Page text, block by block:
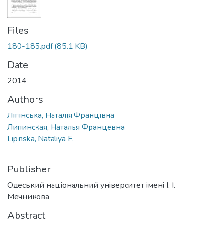
Files
180-185.pdf(85.1 KB)
Date
2014
Authors
Ліпінська, Наталія Францівна
Липинская, Наталья Францевна
Lipinska, Nataliya F.
Publisher
Одеський національний університет імені І. І.
Мечникова
Abstract